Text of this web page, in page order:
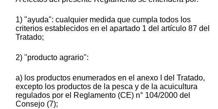
1) "ayuda": cualquier medida que cumpla todos los
criterios establecidos en el apartado 1 del artículo 87 del
Tratado;
2) "producto agrario":
a) los productos enumerados en el anexo I del Tratado,
excepto los productos de la pesca y de la acuicultura
regulados por el Reglamento (CE) n° 104/2000 del
Consejo (7);